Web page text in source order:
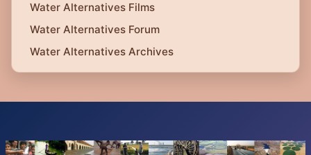
Water Alternatives Films
Water Alternatives Forum
Water Alternatives Archives